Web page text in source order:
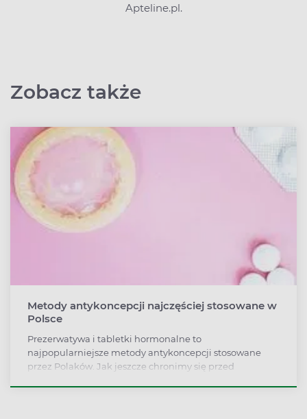
Apteline.pl.
Zobacz także
Metody antykoncepcji najczęściej stosowane w
Polsce
Prezerwatywa i tabletki hormonalne to
najpopularniejsze metody antykoncepcji stosowane
przez Polaków. Jak jeszcze chronimy się przed